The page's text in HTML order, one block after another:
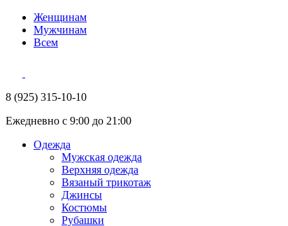
Женщинам
Мужчинам
Всем
8 (925) 315-10-10
Ежедневно с 9:00 до 21:00
Одежда
Мужская одежда
Верхняя одежда
Вязаный трикотаж
Джинсы
Костюмы
Рубашки